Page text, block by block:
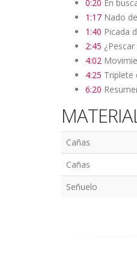
0:20 En
1:17 Nado
1:40 Picada
2:45
4:02
4:25 Triplete
6:20
Cañas
Cañas
Señuelo